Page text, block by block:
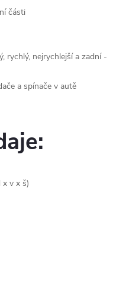
části
rychlý, nejrychlejší a zadní -
a spínače v autě
v x š)